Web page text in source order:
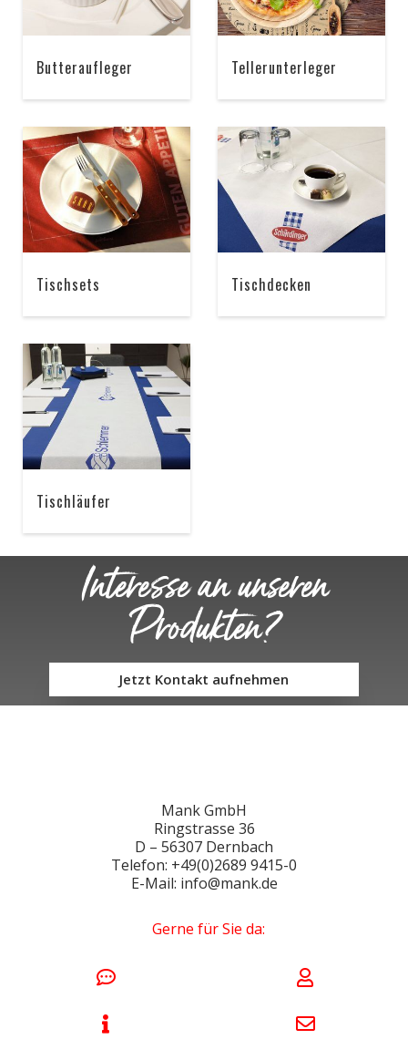
Butteraufleger Tellerunterleger
Tischsets Tischdecken
Tischläufer
Interesse an unseren
Produkten?
Jetzt Kontakt aufnehmen
Mank GmbH
Ringstrasse 36
D – 56307 Dernbach
Telefon: +49(0)2689 9415-0
E-Mail: info@mank.de
Gerne für Sie da: